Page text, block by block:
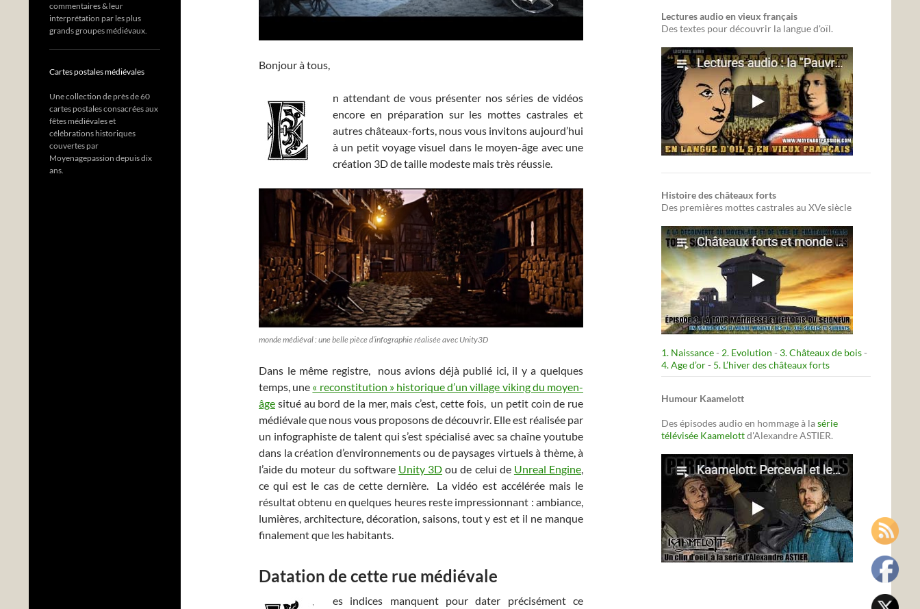
Bonjour à tous,
n attendant de vous présenter nos séries de vidéos
encore en préparation sur les mottes castrales et
autres châteaux-forts, nous vous invitons aujourd’hui
à un petit voyage visuel dans le moyen-âge avec une
création 3D de taille modeste mais très réussie.
monde médiéval : une belle pièce d’infographie réalisée avec Unity3D
Dans le même registre, nous avions déjà publié ici, il y a quelques
temps, une « reconstitution » historique d’un village viking du moyen-
âge situé au bord de la mer, mais c’est, cette fois, un petit coin de rue
médiévale que nous vous proposons de découvrir. Elle est réalisée par
un infographiste de talent qui s’est spécialisé avec sa chaîne youtube
dans la création d’environnements ou de paysages virtuels à thème, à
l’aide du moteur du software Unity 3D ou de celui de Unreal Engine
ce qui est le cas de cette dernière. La vidéo est accélérée mais le
résultat obtenu en quelques heures reste impressionnant : ambiance,
lumières, architecture, décoration, saisons, tout y est et il ne manque
finalement que les habitants.
Datation de cette rue médiévale
es indices manquent pour dater précisément ce
Lectures audio en vieux français
Des textes pour découvrir la langue d'oïl.
Histoire des châteaux forts
Des premières mottes castrales au XVe siècle
1. Naissance- 2. Evolution - 3. Châteaux de bois-
4. Age d’or- 5. L’hiver des châteaux forts
Humour Kaamelott
Des épisodes audio en hommage à lasérie
télévisée Kaamelottd'Alexandre ASTIER.
commentaires & leur
interprétation par les plus
grands groupes médiévaux.
Cartes postales médiévales
Une collection de près de 60
cartes postales consacrées aux
fêtes médiévales et
célébrations historiques
couvertes par
Moyenagepassion depuis dix
ans.